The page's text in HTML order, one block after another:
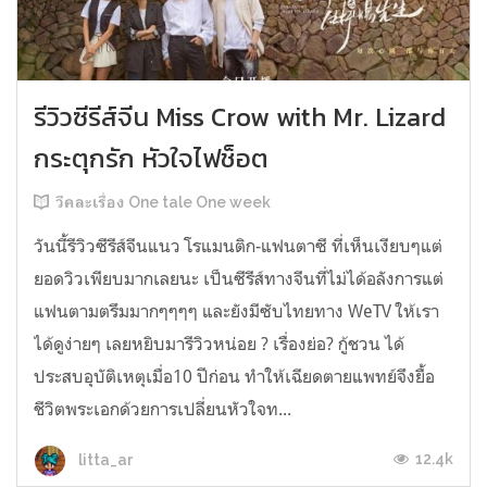
รีวิวซีรีส์จีน Miss Crow with Mr. Lizard
กระตุกรัก หัวใจไฟช็อต
วีคละเรื่อง One tale One week
วันนี้รีวิวซีรีส์จีนแนว โรแมนติก-แฟนตาซี ที่เห็นเงียบๆแต่
ยอดวิวเพียบมากเลยนะ เป็นซีรีส์ทางจีนที่ไม่ได้อลังการแต่
แฟนตามตรึมมากๆๆๆๆ และยังมีซับไทยทาง WeTV ให้เรา
ได้ดูง่ายๆ เลยหยิบมารีวิวหน่อย ? เรื่องย่อ? กู้ชวน ได้
ประสบอุบัติเหตุเมื่อ10 ปีก่อน ทำให้เฉียดตายแพทย์จึงยื้อ
ชีวิตพระเอกด้วยการเปลี่ยนหัวใจท...
litta_ar 12.4k